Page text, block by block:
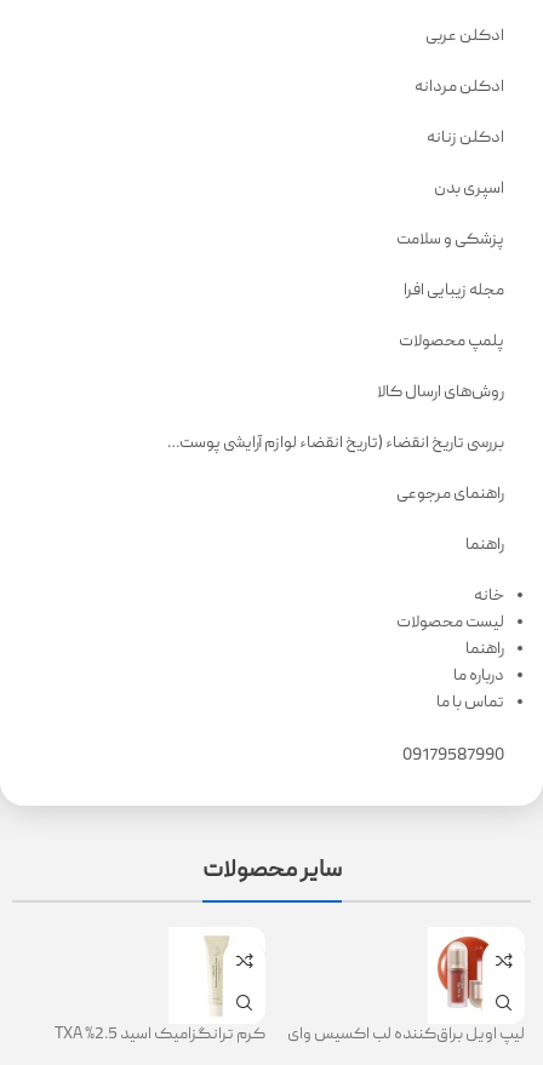
ادکلن عربی
ادکلن مردانه
ادکلن زنانه
اسپری بدن
پزشکی و سلامت
مجله زیبایی افرا
پلمپ محصولات
روش‌های ارسال کالا
بررسی تاریخ انقضاء (تاریخ انقضاء لوازم آرایشی پوست…
راهنمای مرجوعی
راهنما
خانه
لیست محصولات
راهنما
درباره ما
تماس با ما
09179587990
سایر محصولات
لیپ اویل براق‌کننده لب اکسیس وای
کرم ترانگزامیک اسید 2.5% TXA